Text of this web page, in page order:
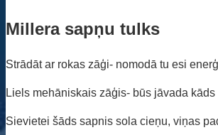
Millera sapņu tulks
Strādāt ar rokas zāģi- nomodā tu esi
Liels mehāniskais zāģis- būs jāvada
Sievietei šāds sapnis sola cieņu, viņas